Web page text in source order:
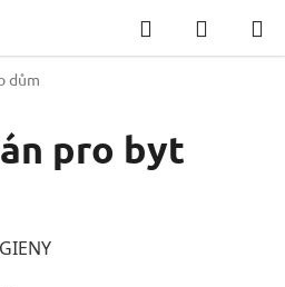
Hledat
KOŠÍK
dům
pro byt